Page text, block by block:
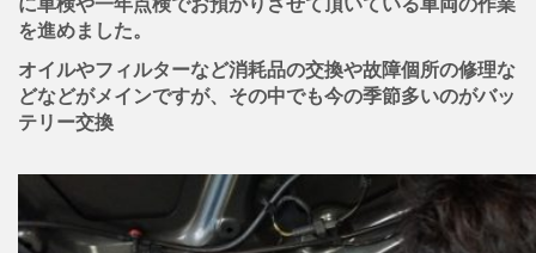
を進めました。
オイルやフィルターなど消耗品の交換や故障個所の修理な
どなどがメインですが、その中でも今の季節多いのがバッ
テリー交換